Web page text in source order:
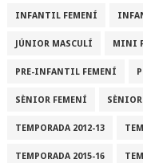
INFANTIL FEMENÍ
JÚNIOR MASCULÍ MINI
PRE-INFANTIL FEMENÍ
SÈNIOR FEMENÍ
TEMPORADA 2012-13
TEMPORADA 2015-16